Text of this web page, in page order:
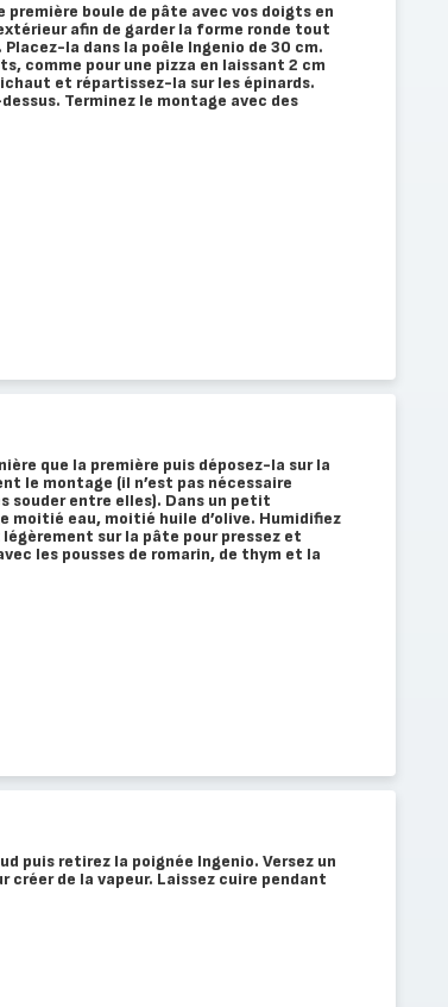
boule de pâte avec vos doigts en
afin de garder la forme ronde tout
la dans la poêle Ingenio de 30 cm.
comme pour une pizza en laissant 2 cm
et répartissez-la sur les épinards.
Terminez le montage avec des
que la première puis déposez-la sur la
le montage (il n’est pas nécessaire
souder entre elles). Dans un petit
moitié eau, moitié huile d’olive. Humidifiez
sur la pâte pour pressez et
les pousses de romarin, de thym et la
puis retirez la poignée Ingenio. Versez un
de la vapeur. Laissez cuire pendant